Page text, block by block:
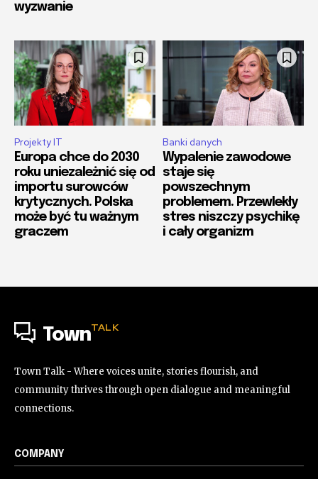
wyzwanie
Projekty IT
Europa chce do 2030
roku uniezależnić się od
importu surowców
krytycznych. Polska
może być tu ważnym
graczem
Banki danych
Wypalenie zawodowe
staje się
powszechnym
problemem. Przewlekły
stres niszczy psychikę
i cały organizm
TownTALK
Town Talk - Where voices unite, stories flourish, and
community thrives through open dialogue and meaningful
connections.
COMPANY